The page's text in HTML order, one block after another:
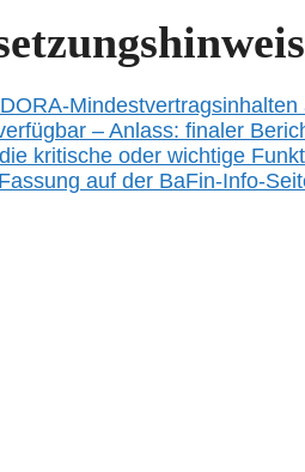
Mindestvertragsinhalten
– Anlass: finaler
kritische oder wichtige
auf der BaFin-Info-